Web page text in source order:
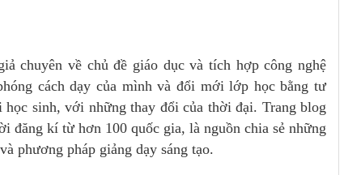
chuyên về chủ đề giáo dục và tích hợp công nghệ
cách dạy của mình và đổi mới lớp học bằng tư
sinh, với những thay đổi của thời đại. Trang blog
đăng kí từ hơn 100 quốc gia, là nguồn chia sẻ những
phương pháp giảng dạy sáng tạo.